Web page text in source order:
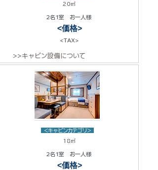
20㎡
2名1室 お一人様
<価格>
<TAX>
>>キャビン設備について
<キャビンカテゴリ>
18㎡
2名1室 お一人様
<価格>